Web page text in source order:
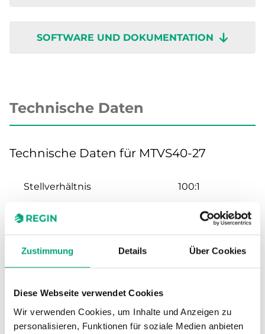
Zustimmung Details Über Cookies
Diese Webseite verwendet Cookies
Wir verwenden Cookies, um Inhalte und Anzeigen zu
personalisieren, Funktionen für soziale Medien anbieten
SOFTWARE UND DOKUMENTATION
Technische Daten
Technische Daten für MTVS40-27
Stellverhältnis 100:1
Hub 20 mm
Nennweite DN40
Max. Differenzdruck 600 kPa